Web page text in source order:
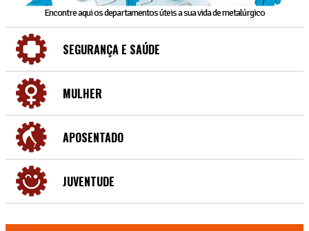
Encontre aqui os departamentos úteis a sua vida de metalúrgico
SEGURANÇA E SAÚDE
MULHER
APOSENTADO
JUVENTUDE